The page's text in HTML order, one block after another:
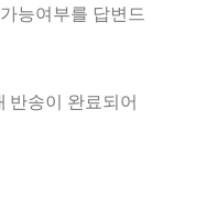
능여부를 답변드
반송이 완료되어